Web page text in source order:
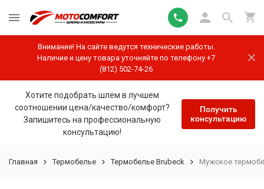
Внимание! На сайте ведутся технические работы.
Наличие и цену товара уточняйте по телефону +7
(812) 502-74-26
Хотите подобрать шлем в лучшем
соотношении цена/качество/комфорт?
Запишитесь на профессиональную
консультацию!
Получить
консультацию
Главная Термобелье Термобелье Brubeck Мужское